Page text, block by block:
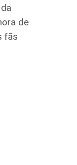
de
fãs